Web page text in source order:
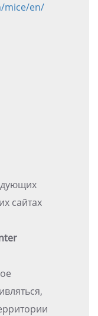
mice/en/
сайтах